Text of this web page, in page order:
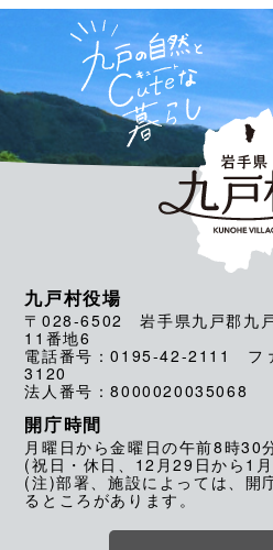
九戸村役場
〒028-6502 岩手県九戸郡九
11番地6
電話番号：0195-42-2111 フ
3120
法人番号：8000020035068
開庁時間
月曜日から金曜日の午前8時30
(祝日・休日、12月29日から1
(注)部署、施設によっては、開
るところがあります。